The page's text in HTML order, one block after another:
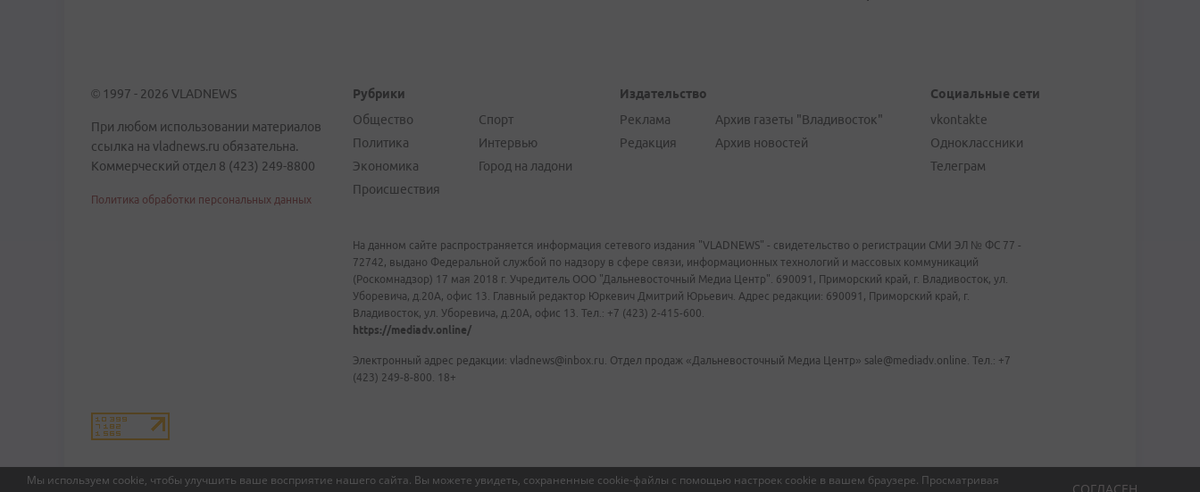
Мы используем cookie, чтобы улучшить ваше восприятие нашего сайта. Вы можете увидеть, сохраненные cookie-файлы с помощью настроек cookie в вашем браузере. Просматривая
© 1997 - 2026 VLADNEWS
При любом использовании материалов
ссылка на vladnews.ru обязательна.
Коммерческий отдел 8 (423) 249-8800
Политика обработки персональных данных
Рубрики
Общество
Политика
Экономика
Происшествия
Спорт
Интервью
Город на ладони
Издательство
Реклама
Редакция
Архив газеты "Владивосток"
Архив новостей
Социальные сети
vkontakte
Одноклассники
Телеграм
На данном сайте распространяется информация сетевого издания "VLADNEWS" - свидетельство о регистрации СМИ ЭЛ № ФС 77 -
72742, выдано Федеральной службой по надзору в сфере связи, информационных технологий и массовых коммуникаций
(Роскомнадзор) 17 мая 2018 г. Учредитель ООО "Дальневосточный Медиа Центр". 690091, Приморский край, г. Владивосток, ул.
Уборевича, д.20А, офис 13. Главный редактор Юркевич Дмитрий Юрьевич. Адрес редакции: 690091, Приморский край, г.
Владивосток, ул. Уборевича, д.20А, офис 13. Тел.: +7 (423) 2-415-600.
https://mediadv.online/
Электронный адрес редакции: vladnews@inbox.ru. Отдел продаж «Дальневосточный Медиа Центр» sale@mediadv.online. Тел.: +7
(423) 249-8-800. 18+